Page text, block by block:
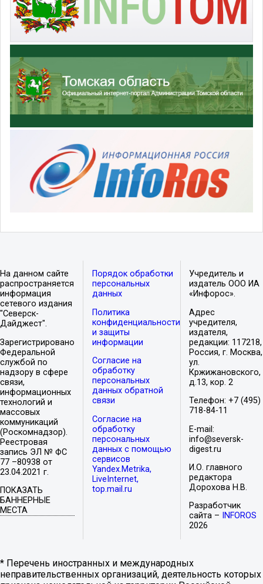
На данном сайте
распространяется
информация
сетевого издания
"Северск-
Дайджест".
Зарегистрировано
Федеральной
службой по
надзору в сфере
связи,
информационных
технологий и
массовых
коммуникаций
(Роскомнадзор).
Реестровая
запись ЭЛ № ФС
77 –80938 от
23.04.2021 г.
ПОКАЗАТЬ
БАННЕРНЫЕ
МЕСТА
Порядок обработки
персональных
данных
Политика
конфиденциальности
и защиты
информации
Согласие на
обработку
персональных
данных обратной
связи
Согласие на
обработку
персональных
данных с помощью
сервисов
Yandex.Metrika,
LiveInternet,
top.mail.ru
Учредитель и
издатель ООО ИА
«Инфорос».
Адрес
учредителя,
издателя,
редакции: 117218,
Россия, г. Москва,
ул.
Кржижановского,
д.13, кор. 2
Телефон: +7 (495)
718-84-11
E-mail:
info@seversk-
digest.ru
И.О. главного
редактора
Дорохова Н.В.
Разработчик
сайта –
INFOROS
2026
* Перечень иностранных и международных
неправительственных организаций, деятельность которых